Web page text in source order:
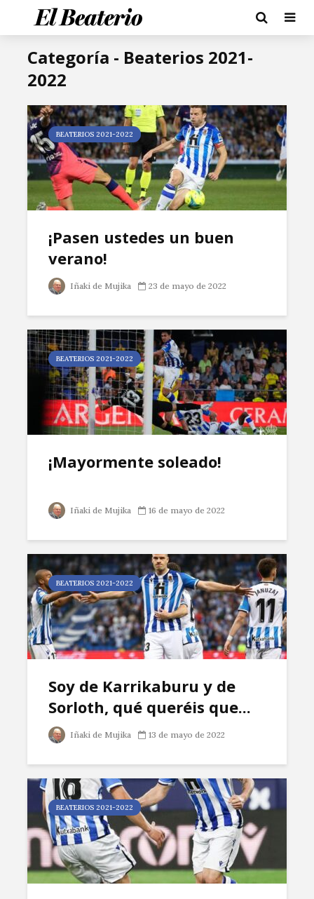
Categoría - Beaterios 2021-
2022
BEATERIOS 2021-2022
¡Pasen ustedes un buen
verano!
Iñaki de Mujika 23 de mayo de 2022
BEATERIOS 2021-2022
¡Mayormente soleado!
Iñaki de Mujika 16 de mayo de 2022
BEATERIOS 2021-2022
Soy de Karrikaburu y de
Sorloth, qué queréis que...
Iñaki de Mujika 13 de mayo de 2022
BEATERIOS 2021-2022